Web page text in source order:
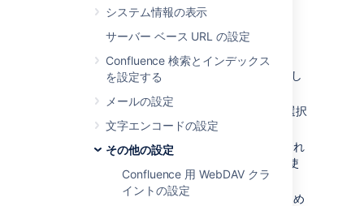
システム情報の表示
サーバー ベース URL の設定
Confluence 検索とインデックス
を設定する
メールの設定
文字エンコードの設定
その他の設定
Confluence 用 WebDAV クラ
イントの設定
ショートカット リンクの作成手順
管理 ]メニューで [
] を選択し
左側のパネルでショートカット リンク
選択
します。
ショートカットの
を入力します。これ
は、ユーザーが URL を参照するために使
用するショートカット名です。
を入力します。これがリンクのため